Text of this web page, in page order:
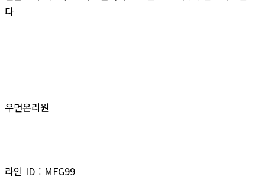
다
우먼온리원
라인 ID : MFG99